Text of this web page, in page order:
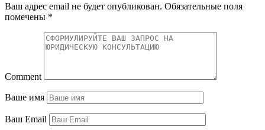
Ваш адрес email не будет опубликован. Обязательные поля
помечены *
Comment
Ваше имя
Ваш Email